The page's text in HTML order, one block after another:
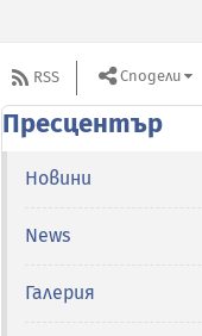
RSS Сподели
Пресцентър
Новини
News
Галерия